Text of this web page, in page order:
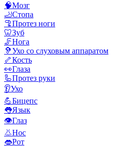
🧠Мозг
🦶Стопа
🦿Протез ноги
🦷Зуб
🦵Нога
🦻Ухо со слуховым аппаратом
🦴Кость
👀Глаза
🦾Протез руки
👂Ухо
💪Бицепс
👅Язык
👁️Глаз
👃Нос
👄Рот